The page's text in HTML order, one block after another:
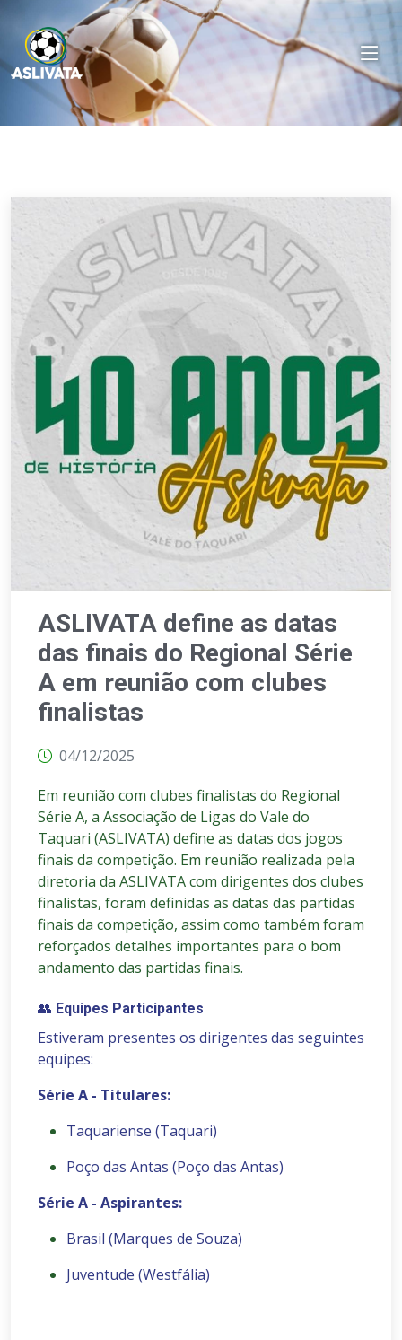
ASLIVATA define as datas
das finais do Regional Série
A em reunião com clubes
finalistas
04/12/2025
Em reunião com clubes finalistas do Regional
Série A, a Associação de Ligas do Vale do
Taquari (ASLIVATA) define as datas dos jogos
finais da competição. Em reunião realizada pela
diretoria da ASLIVATA com dirigentes dos clubes
finalistas, foram definidas as datas das partidas
finais da competição, assim como também foram
reforçados detalhes importantes para o bom
andamento das partidas finais.
👥 Equipes Participantes
Estiveram presentes os dirigentes das seguintes
equipes:
Série A - Titulares:
Taquariense (Taquari)
Poço das Antas (Poço das Antas)
Série A - Aspirantes:
Brasil (Marques de Souza)
Juventude (Westfália)